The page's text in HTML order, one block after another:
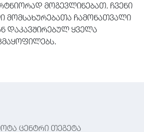
მოგევლინებათ. ჩვენი
მომსახურებათა ჩამონათვალი
დაკავშირებულ ყველა
ცენტრი თეგეტა